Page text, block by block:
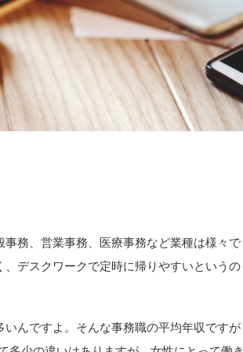
務、営業事務、医療事務など業種は様々で
デスクワークで定時に帰りやすいというの
んですよ。そんな事務職の平均年収ですが